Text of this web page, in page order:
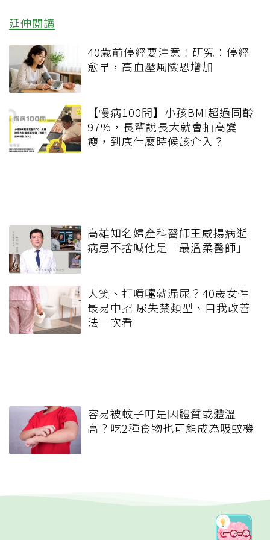
延伸閱讀
40歲前停經要注意！研究：停經
愈早，高血壓風險恐增加
【慢病100問】小孩BMI超過同齡
97%，長輩說長大就會抽高變
瘦，到底什麼時候該介入？
高雄知名婦產科醫師王威揚病逝
病患不捨喊他是「最溫柔醫師」
大笑、打噴嚏就漏尿？40歲女性
最易中招 尿失禁類型、自我改善
法一次看
容易被蚊子叮是因體質或體溫
高？吃2種食物也可能成為吸蚊機